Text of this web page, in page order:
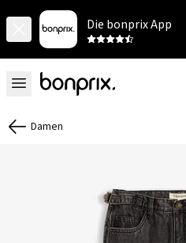
Die bonprix App
Damen